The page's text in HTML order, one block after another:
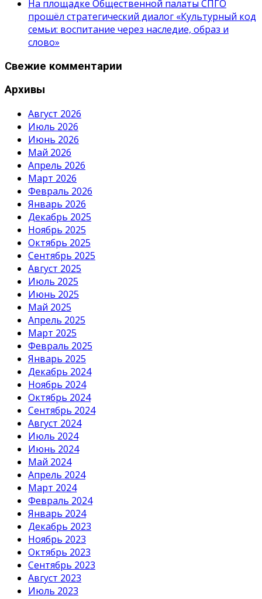
На площадке Общественной палаты СПГО
прошёл стратегический диалог «Культурный код
семьи: воспитание через наследие, образ и
слово»
Свежие комментарии
Архивы
Август 2026
Июль 2026
Июнь 2026
Май 2026
Апрель 2026
Март 2026
Февраль 2026
Январь 2026
Декабрь 2025
Ноябрь 2025
Октябрь 2025
Сентябрь 2025
Август 2025
Июль 2025
Июнь 2025
Май 2025
Апрель 2025
Март 2025
Февраль 2025
Январь 2025
Декабрь 2024
Ноябрь 2024
Октябрь 2024
Сентябрь 2024
Август 2024
Июль 2024
Июнь 2024
Май 2024
Апрель 2024
Март 2024
Февраль 2024
Январь 2024
Декабрь 2023
Ноябрь 2023
Октябрь 2023
Сентябрь 2023
Август 2023
Июль 2023